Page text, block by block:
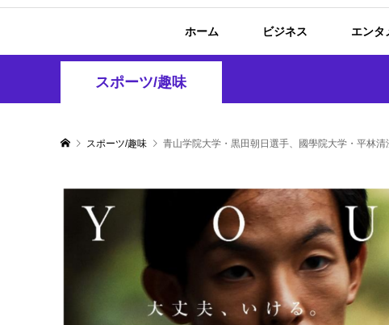
ホーム ビジネス エンタ
スポーツ/趣味
スポーツ/趣味 青山学院大学・黒田朝日選手、國學院大学・平林